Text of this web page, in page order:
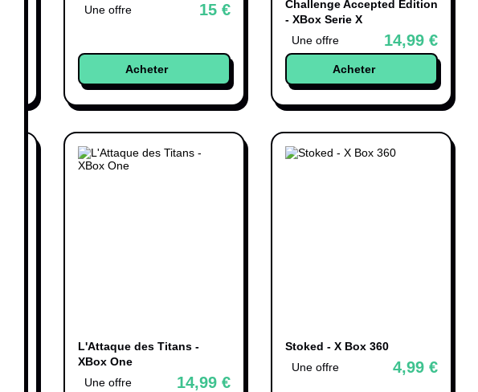
Une offre
15 €
Acheter
Challenge Accepted Edition
- XBox Serie X
Une offre
14,99 €
Acheter
L'Attaque des Titans -
XBox One
Une offre
14,99 €
Stoked - X Box 360
Une offre
4,99 €